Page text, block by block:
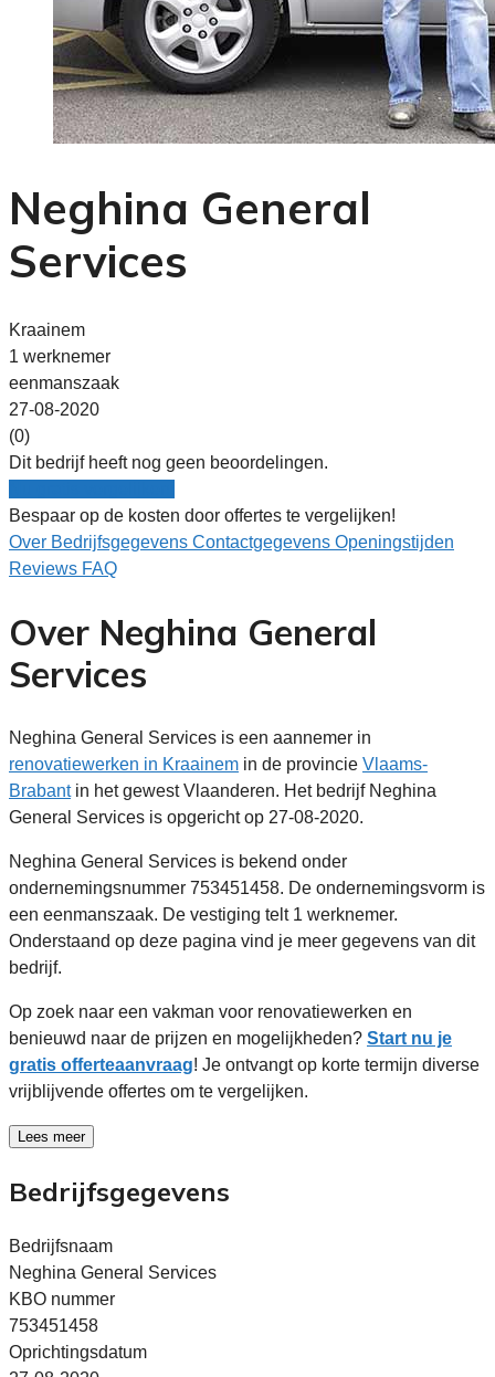
Neghina General
Services
Kraainem
1 werknemer
eenmanszaak
27-08-2020
(0)
Dit bedrijf heeft nog geen beoordelingen.
Bespaar op de kosten door offertes te vergelijken!
Over Bedrijfsgegevens Contactgegevens Openingstijden
Reviews FAQ
Over Neghina General
Services
Neghina General Services is een aannemer in
renovatiewerken in Kraainem in de provincie Vlaams-
Brabantin het gewest Vlaanderen. Het bedrijf Neghina
General Services is opgericht op 27-08-2020.
Neghina General Services is bekend onder
ondernemingsnummer 753451458. De ondernemingsvorm is
een eenmanszaak. De vestiging telt 1 werknemer.
Onderstaand op deze pagina vind je meer gegevens van dit
bedrijf.
Op zoek naar een vakman voor renovatiewerken en
benieuwd naar de prijzen en mogelijkheden? Start nu je
gratis offerteaanvraag! Je ontvangt op korte termijn diverse
vrijblijvende offertes om te vergelijken.
Lees meer
Bedrijfsgegevens
Bedrijfsnaam
Neghina General Services
KBO nummer
753451458
Oprichtingsdatum